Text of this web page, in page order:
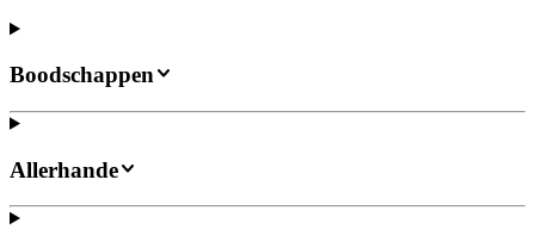
Boodschappen
Allerhande